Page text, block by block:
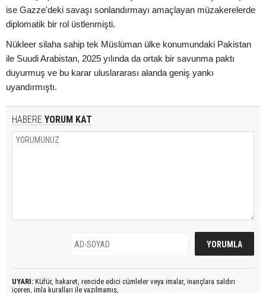
ise Gazze'deki savaşı sonlandırmayı amaçlayan müzakerelerde
diplomatik bir rol üstlenmişti.
Nükleer silaha sahip tek Müslüman ülke konumundaki Pakistan
ile Suudi Arabistan, 2025 yılında da ortak bir savunma paktı
duyurmuş ve bu karar uluslararası alanda geniş yankı
uyandırmıştı.
HABERE YORUM KAT
UYARI: Küfür, hakaret, rencide edici cümleler veya imalar, inançlara saldırı
içeren, imla kuralları ile yazılmamış,